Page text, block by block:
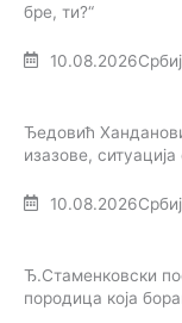
бре, ти?“
10.08.2026
Ђедовић
изазове,
10.08.2026
Ђ.Стаменковски
породица која